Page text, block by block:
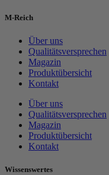
M-Reich
Über uns
Qualitätsversprechen
Magazin
Produktübersicht
Kontakt
Über uns
Qualitätsversprechen
Magazin
Produktübersicht
Kontakt
Wissenswertes